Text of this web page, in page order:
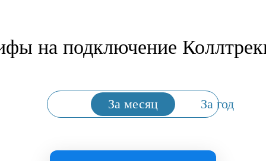
на подключение
За месяц За год